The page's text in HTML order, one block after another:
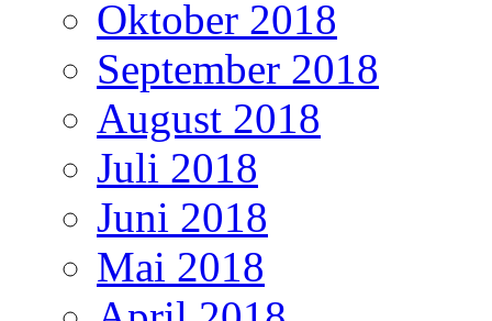
Oktober 2018
September 2018
August 2018
Juli 2018
Juni 2018
Mai 2018